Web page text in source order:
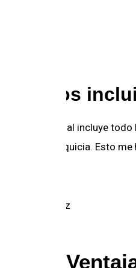
cuota mensual incluye todo
sin franquicia. Esto me
María López